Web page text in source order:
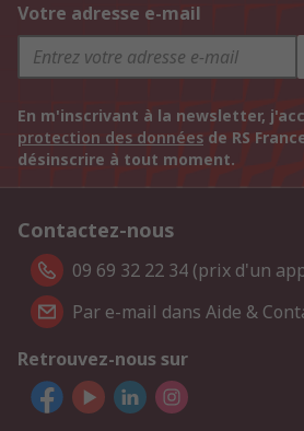
Votre adresse e-mail
En m'inscrivant à la newsletter,
protection des données de RS
désinscrire à tout moment.
Contactez-nous
09 69 32 22 34 (prix d'un
Par e-mail dans Aide &
Retrouvez-nous sur